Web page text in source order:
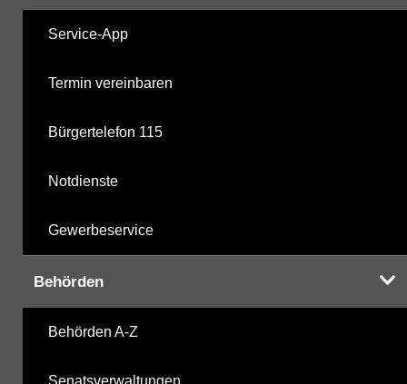
Service-App
Termin vereinbaren
Bürgertelefon 115
Notdienste
Gewerbeservice
Behörden
Behörden A-Z
Senatsverwaltungen